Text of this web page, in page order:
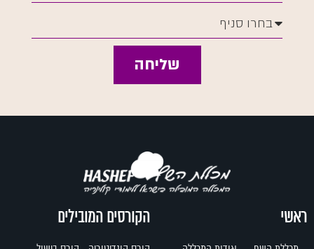
שליחה
ראשי הקורסים המובילים